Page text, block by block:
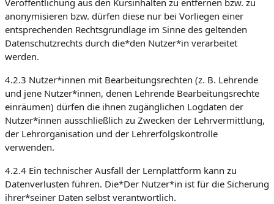
Veröffentlichung aus den Kursinhalten zu entfernen bzw. zu
anonymisieren bzw. dürfen diese nur bei Vorliegen einer
entsprechenden Rechtsgrundlage im Sinne des geltenden
Datenschutzrechts durch die*den Nutzer*in verarbeitet
werden.
4.2.3 Nutzer*innen mit Bearbeitungsrechten (z. B. Lehrende
und jene Nutzer*innen, denen Lehrende Bearbeitungsrechte
einräumen) dürfen die ihnen zugänglichen Logdaten der
Nutzer*innen ausschließlich zu Zwecken der Lehrvermittlung,
der Lehrorganisation und der Lehrerfolgskontrolle
verwenden.
4.2.4 Ein technischer Ausfall der Lernplattform kann zu
Datenverlusten führen. Die*Der Nutzer*in ist für die Sicherung
ihrer*seiner Daten selbst verantwortlich.